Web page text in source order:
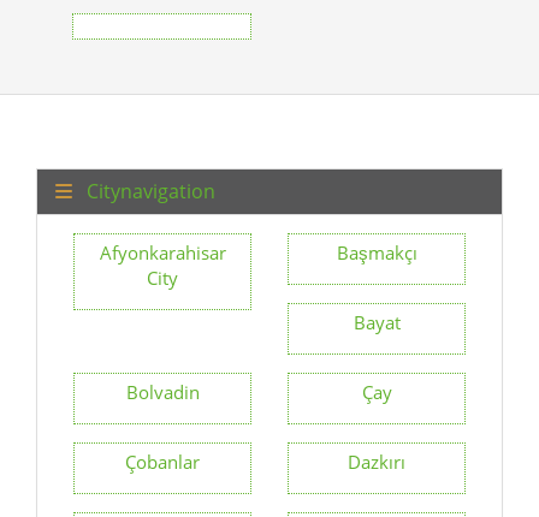
Citynavigation
Afyonkarahisar
City
Başmakçı
Bayat
Bolvadin Çay
Çobanlar Dazkırı